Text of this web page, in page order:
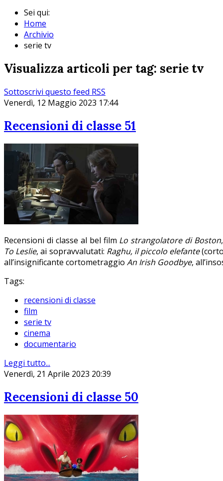
Sei qui:
Home
Archivio
serie tv
Visualizza articoli per tag: serie tv
Sottoscrivi questo feed RSS
Venerdì, 12 Maggio 2023 17:44
Recensioni di classe 51
Recensioni di classe al bel film Lo strangolatore di Boston
To Leslie, ai sopravvalutati: Raghu, il piccolo elefante
all’insignificante cortometraggio An Irish Goodbye,
Tags:
recensioni di classe
film
serie tv
cinema
documentario
Leggi tutto...
Venerdì, 21 Aprile 2023 20:39
Recensioni di classe 50